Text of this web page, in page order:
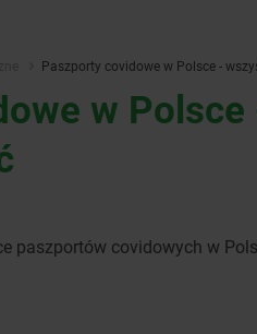
Paszporty covidowe w Polsce -
w
paszportów covidowych w